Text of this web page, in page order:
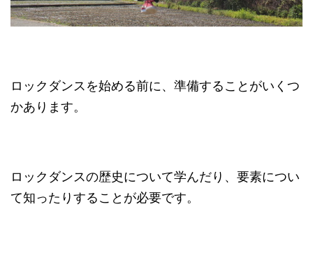
ロックダンスを始める前に、準備することがいくつ
かあります。
ロックダンスの歴史について学んだり、要素につい
て知ったりすることが必要です。